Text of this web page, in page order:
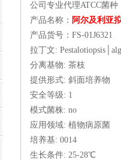
公司专业代理ATCC菌
产品名称： 阿尔及利亚
产品货号：FS-
拉丁文:
分离基物: 茶枝
提供形式: 斜面培养物
安全等级: 1
模式菌株: no
应用领域: 植物病原菌
培养基: 0014
生长条件: 25-28℃